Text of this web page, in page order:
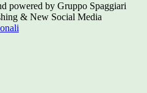
powered by Gruppo Spaggiari
& New Social Media